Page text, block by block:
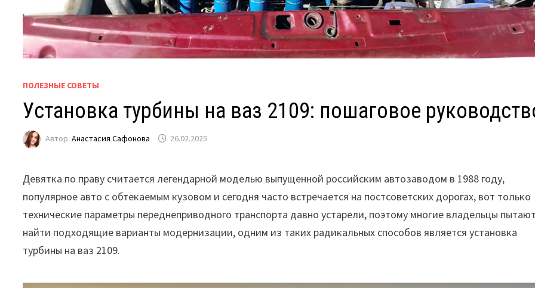
ПОЛЕЗНЫЕ СОВЕТЫ
Установка турбины на ваз 2109: пошаговое
Автор:Анастасия Сафонова 26.02.2025
Девятка по праву считается легендарной моделью выпущенной российским автозаводом в 1988 году,
популярное авто с обтекаемым кузовом и сегодня часто встречается на постсоветских дорогах, вот только
технические параметры переднеприводного транспорта давно устарели, поэтому многие владельцы
найти подходящие варианты модернизации, одним из таких радикальных способов являетсяустановка
турбины на ваз 2109.